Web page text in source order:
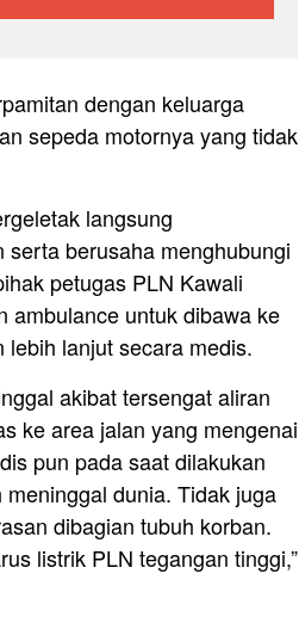
dengan keluarga
sepeda motornya yang tidak
langsung
berusaha menghubungi
petugas PLN Kawali
ambulance untuk dibawa ke
lanjut secara medis.
akibat tersengat aliran
ke area jalan yang mengenai
pun pada saat dilakukan
dunia. Tidak juga
dibagian tubuh korban.
listrik PLN tegangan tinggi,”